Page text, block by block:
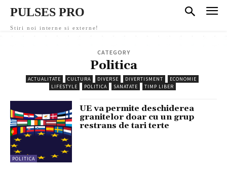
PULSES PRO
Stiri noi interne si externe!
CATEGORY
Politica
ACTUALITATE CULTURA DIVERSE DIVERTISMENT
ECONOMIE
LIFESTYLE
POLITICA SANATATE TIMP LIBER
POLITICA
UE va permite deschiderea
granitelor doar cu un grup
restrans de tari terte